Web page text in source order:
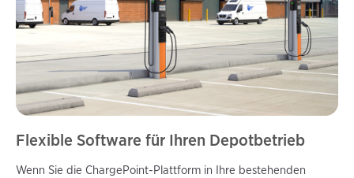
Flexible Software für Ihren Depotbetrieb
Wenn Sie die ChargePoint-Plattform in Ihre bestehenden